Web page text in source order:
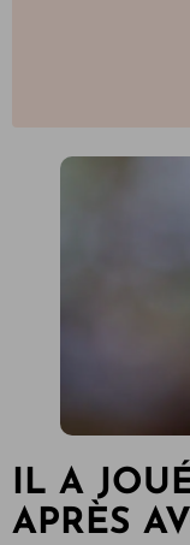
IL A
APRÈS